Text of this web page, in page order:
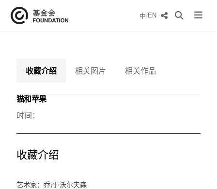
中/EN
收藏介绍 相关图片 相关作品
猫和苹果
时间：
收藏介绍
艺术家：乔丹·沃尔夫森